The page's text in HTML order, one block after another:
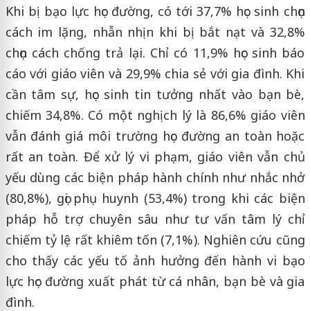
Khi bị bạo lực học đường, có tới 37,7% học sinh chọn
cách im lặng, nhẫn nhịn khi bị bắt nạt và 32,8%
chọn cách chống trả lại. Chỉ có 11,9% học sinh báo
cáo với giáo viên và 29,9% chia sẻ với gia đình. Khi
cần tâm sự, học sinh tin tưởng nhất vào bạn bè,
chiếm 34,8%. Có một nghịch lý là 86,6% giáo viên
vẫn đánh giá môi trường học đường an toàn hoặc
rất an toàn. Để xử lý vi phạm, giáo viên vẫn chủ
yếu dùng các biện pháp hành chính như nhắc nhở
(80,8%), gọi phụ huynh (53,4%) trong khi các biện
pháp hỗ trợ chuyên sâu như tư vấn tâm lý chỉ
chiếm tỷ lệ rất khiêm tốn (7,1%). Nghiên cứu cũng
cho thấy các yếu tố ảnh hưởng đến hành vi bạo
lực học đường xuất phát từ cá nhân, bạn bè và gia
đình.